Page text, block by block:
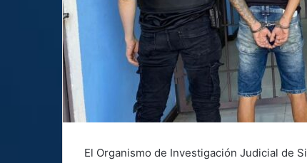
El Organismo de Investigación Judicial de